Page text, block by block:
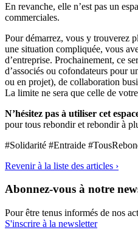
En revanche, elle n’est pas un
commerciales.
Pour démarrez, vous y trouverez
une situation compliquée, vous
d’entreprise. Prochainement, ce
d’associés ou cofondateurs pour
ou en projet), de collaboration
La limite ne sera que celle de
N’hésitez pas à utiliser cet
pour tous rebondir et rebondir à
#Solidarité #Entraide
Revenir à la liste des articles ›
Abonnez-vous à notre
Pour être tenus informés de nos
S'inscrire à la newsletter